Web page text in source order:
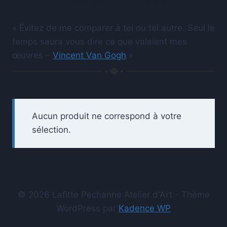
« Évitez de me comparer à tel ou tel autre. Seul le
temps saura vous dire ce que valaient mes
œuvres – Vincent Van Gogh »
Aucun produit ne correspond à votre
sélection.
© 2026 Lafitte Pechanne Atelier d'Art - Thème
WordPress par Kadence WP